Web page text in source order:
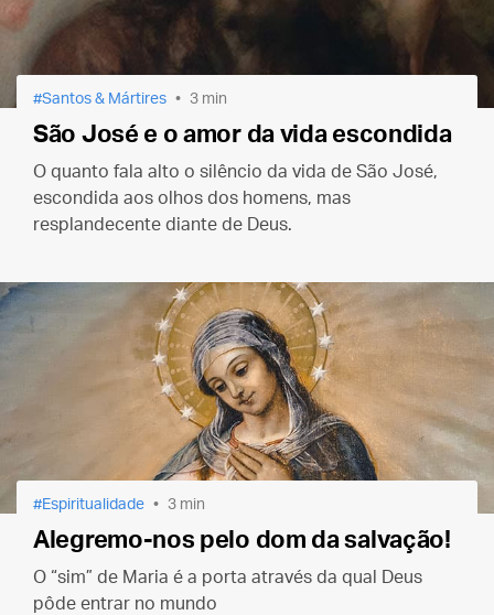
Santos & Mártires 3 min
São José e o amor da vida escondida
O quanto fala alto o silêncio da vida de São José,
escondida aos olhos dos homens, mas
resplandecente diante de Deus.
Espiritualidade 3 min
Alegremo-nos pelo dom da salvação!
O “sim” de Maria é a porta através da qual Deus
pôde entrar no mundo